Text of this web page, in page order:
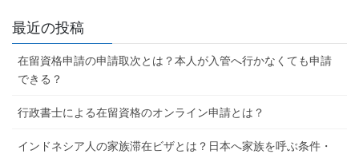
最近の投稿
在留資格申請の申請取次とは？本人が入管へ行かなくても申請
できる？
行政書士による在留資格のオンライン申請とは？
インドネシア人の家族滞在ビザとは？日本へ家族を呼ぶ条件・